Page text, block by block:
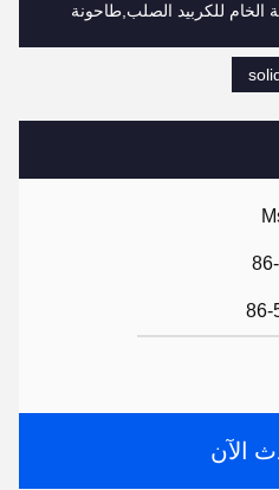
86-
الآن
الخام للكربيد الصلب,طاحونة